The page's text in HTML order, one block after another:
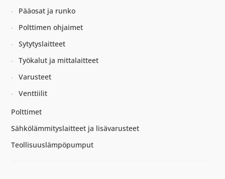
Pääosat ja runko
Polttimen ohjaimet
Sytytyslaitteet
Työkalut ja mittalaitteet
Varusteet
Venttiilit
Polttimet
Sähkölämmityslaitteet ja lisävarusteet
Teollisuuslämpöpumput